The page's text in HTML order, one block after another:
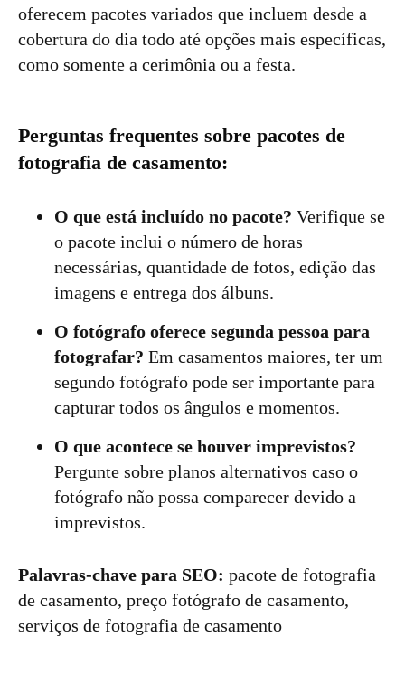
oferecem pacotes variados que incluem desde a
cobertura do dia todo até opções mais específicas,
como somente a cerimônia ou a festa.
Perguntas frequentes sobre pacotes de
fotografia de casamento:
O que está incluído no pacote? Verifique se
o pacote inclui o número de horas
necessárias, quantidade de fotos, edição das
imagens e entrega dos álbuns.
O fotógrafo oferece segunda pessoa para
fotografar? Em casamentos maiores, ter um
segundo fotógrafo pode ser importante para
capturar todos os ângulos e momentos.
O que acontece se houver imprevistos?
Pergunte sobre planos alternativos caso o
fotógrafo não possa comparecer devido a
imprevistos.
Palavras-chave para SEO: pacote de fotografia
de casamento, preço fotógrafo de casamento,
serviços de fotografia de casamento